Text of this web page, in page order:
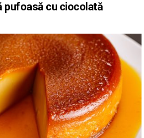
pufoasă cu ciocolată